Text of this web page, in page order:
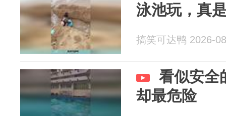
泳池玩，真
搞笑可达鸭 2026-
看似安全
却最危险